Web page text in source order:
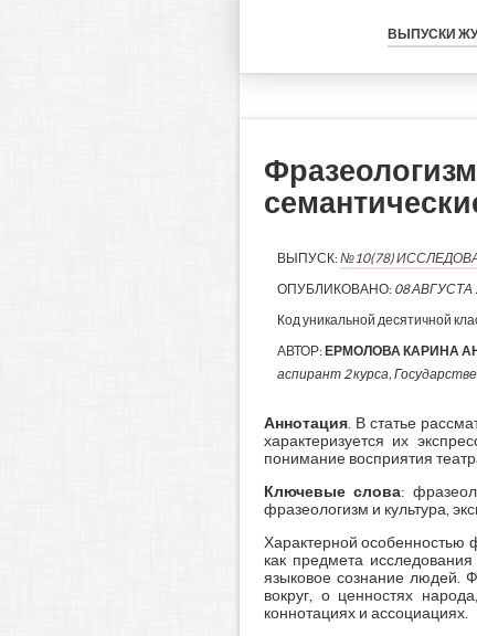
ВЫПУСКИ
ВЫПУСК:№10(78)
ОПУБЛИКОВАНО: 08 АВГУСТА
Код уникальной десятичной
АВТОР: ЕРМОЛОВА КАРИНА
аспирант 2 курса,
Аннотация. В статье
характеризуется их
понимание восприятия
Ключевые слова:
фразеологизм и культура,
Характерной особенностью
как предмета
языковое сознание людей.
вокруг, о ценностях
коннотациях и ассоциациях.